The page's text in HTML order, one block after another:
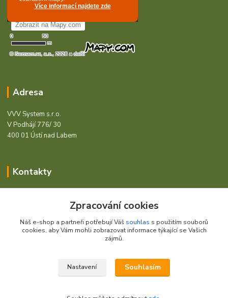
Adresa
VVV System s.r.o.
V Podhájí 776/ 30
400 01 Ústí nad Labem
Kontakty
+420 472744350
Po - Pá 8:00 - 15:00
© 2021 VVV System s.r.o.
Zpracování cookies
Náš e-shop a partneři potřebují Váš souhlas s použitím souborů
cookies, aby Vám mohli zobrazovat informace týkající se Vašich
zájmů.
Nastavení Souhlasím